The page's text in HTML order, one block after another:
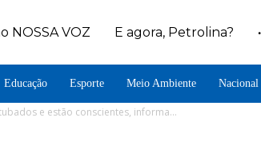
NOSSA VOZ E agora, Petrolina?
Educação Esporte Meio Ambiente Nacional
e estão conscientes, informa...